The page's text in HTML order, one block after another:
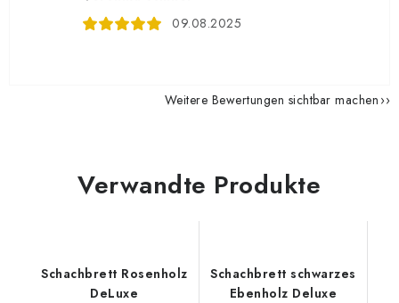
09.08.2025
Weitere Bewertungen sichtbar machen
Verwandte Produkte
Schachbrett Rosenholz
DeLuxe
Schachbrett schwarzes
Ebenholz Deluxe